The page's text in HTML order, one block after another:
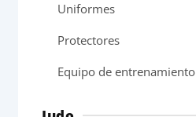
Uniformes
Protectores
Equipo de entrenamiento